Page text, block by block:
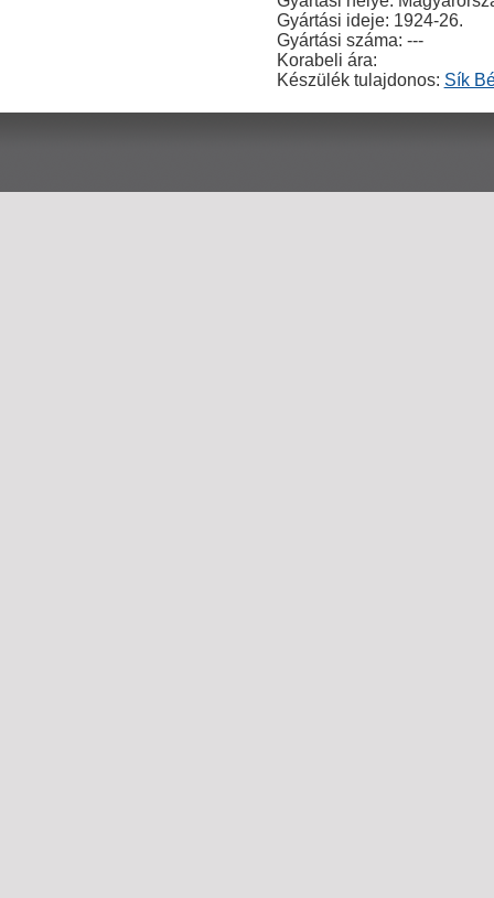
Gyártási ideje: 1924-26.
Gyártási száma: ---
Korabeli ára:
Készülék tulajdonos: Sík